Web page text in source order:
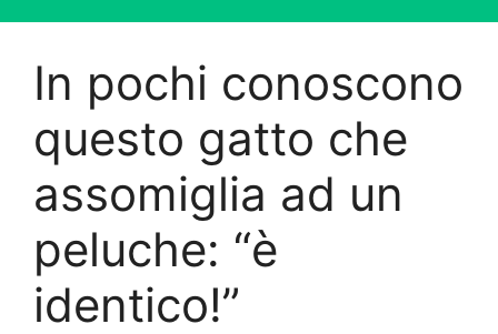
In pochi conoscono
questo gatto che
assomiglia ad un
peluche: “è
identico!”